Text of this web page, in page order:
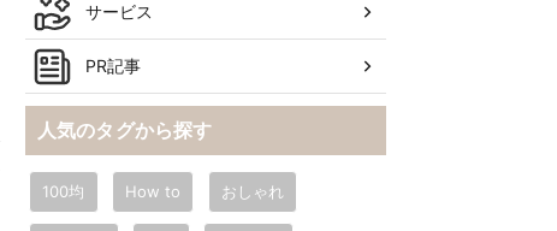
サービス
PR記事
人気のタグから探す
100均 How to おしゃれ